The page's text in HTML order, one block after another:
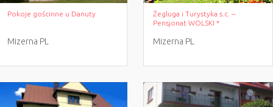
Pokoje gościnne u Danuty
Mizerna PL
Żegluga i Turystyka s.c. –
Pensjonat WOLSKI *
Mizerna PL